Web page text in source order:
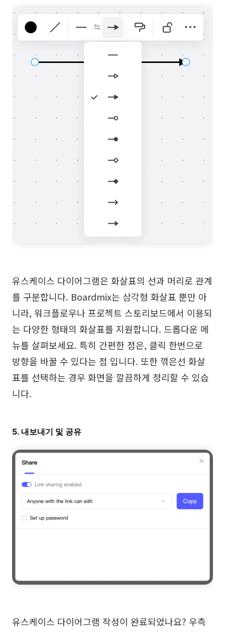
유스케이스 다이어그램은 화살표의 선과 머리로 관계
를 구분합니다. Boardmix는 삼각형 화살표 뿐만 아
니라, 워크플로우나 프로젝트 스토리보드에서 이용되
는 다양한 형태의 화살표를 지원합니다. 드롭다운 메
뉴를 살펴보세요. 특히 간편한 점은, 클릭 한번으로
방향을 바꿀 수 있다는 점 입니다. 또한 꺾은선 화살
표를 선택하는 경우 화면을 깔끔하게 정리할 수 있습
니다.
5. 내보내기 및 공유
유스케이스 다이어그램 작성이 완료되었나요? 우측